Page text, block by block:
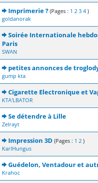
Imprimerie ? (Pages : 1 2 3 4 )
goldanorak
0 Votes - 0 sur 5 en moyenne
12345
Soirée Internationale
Paris
SWAN
0 Votes - 0 sur 5 en moyenne
12345
petites annonces de
gump kta
1 Votes - 5 sur 5 en moyenne
12345
Cigarette Electronique et
KTA'LBATOR
0 Votes - 0 sur 5 en moyenne
12345
Se détendre à Lille
Zelrayt
0 Votes - 0 sur 5 en moyenne
123 45
Impression 3D (Pages : 1 2 )
KarlHungus
0 Votes - 0 sur 5 en moyenne
1 2345
Guédelon, Ventadour et
Krahoc
0 Votes - 0 sur 5 en moyenne
12345